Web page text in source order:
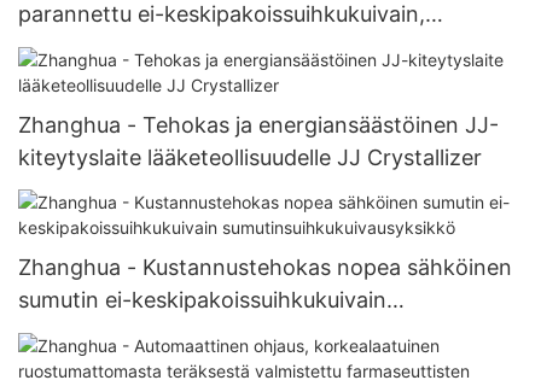
parannettu ei-keskipakoissuihkukuivain,
ilmavirtaussuihkukuivain Suihkukuivausyksikkö
Zhanghua - Tehokas ja energiansäästöinen JJ-
kiteytyslaite lääketeollisuudelle JJ Crystallizer
Zhanghua - Kustannustehokas nopea sähköinen
sumutin ei-keskipakoissuihkukuivain
sumutinsuihkukuivausyksikkö